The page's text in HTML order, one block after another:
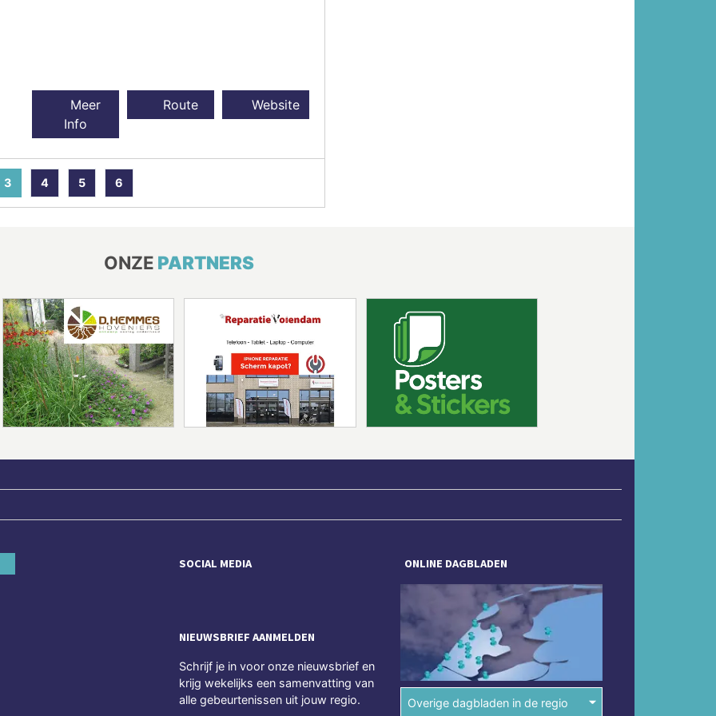
Meer
Info
Route Website
3 4 5 6
ONZE PARTNERS
SOCIAL MEDIA
NIEUWSBRIEF AANMELDEN
Schrijf je in voor onze nieuwsbrief en
krijg wekelijks een samenvatting van
alle gebeurtenissen uit jouw regio.
ONLINE DAGBLADEN
Overige dagbladen in de regio